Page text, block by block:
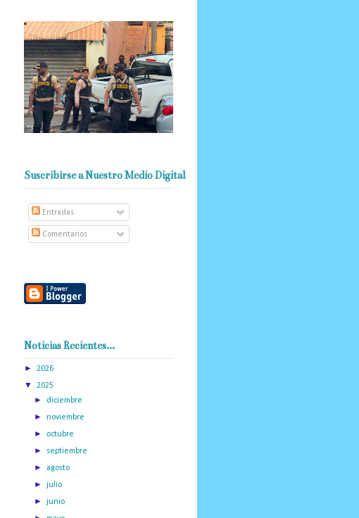
Suscribirse a Nuestro Medio Digital
Entradas
Comentarios
Noticias Recientes...
► 2026
▼ 2025
► diciembre
►noviembre
► octubre
► septiembre
► agosto
►julio
►junio